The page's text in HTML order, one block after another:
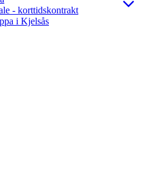
- korttidskontrakt
i Kjelsås